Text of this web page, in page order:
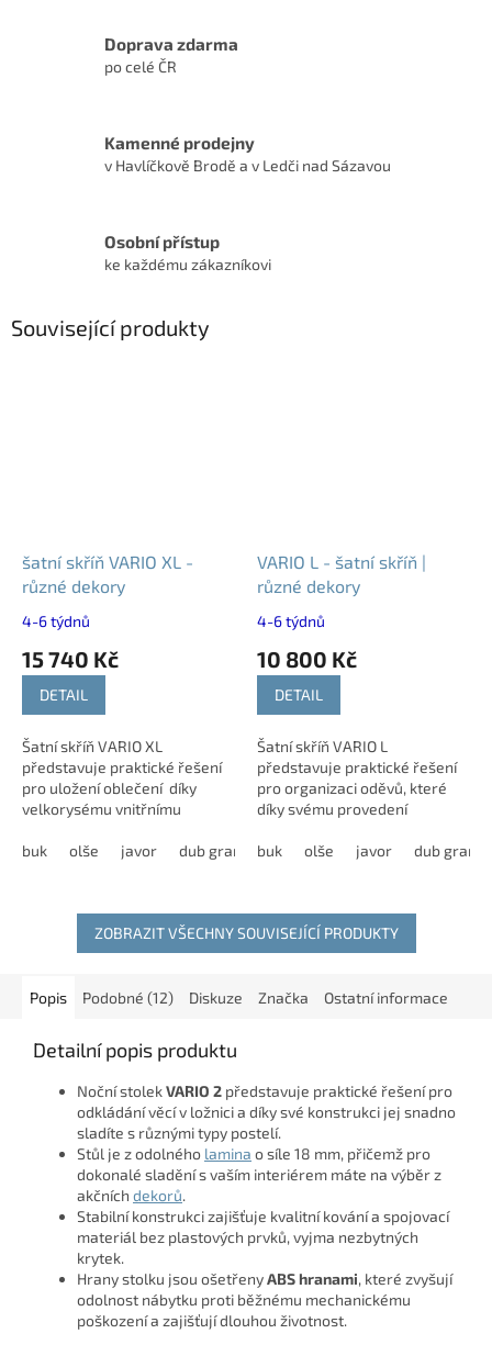
Doprava zdarma
po celé ČR
Kamenné prodejny
v Havlíčkově Brodě a v Ledči nad Sázavou
Osobní přístup
ke každému zákazníkovi
Související produkty
šatní skříň VARIO XL -
různé dekory
4-6 týdnů
15 740 Kč
DETAIL
Šatní skříň VARIO XL
představuje praktické řešení
pro uložení oblečení díky
velkorysému vnitřnímu
zásuvkám. Tento model nabízí
buk olše javor dub grande dub harmony modřín latté
VARIO L - šatní skříň |
různé dekory
4-6 týdnů
10 800 Kč
DETAIL
Šatní skříň VARIO L
představuje praktické řešení
pro organizaci oděvů, které
díky svému provedení
menších interiérech. Kvalitní
buk olše javor dub
ZOBRAZIT VŠECHNY SOUVISEJÍCÍ PRODUKTY
Popis Podobné (12) Diskuze Značka Ostatní informace
Detailní popis produktu
Noční stolekVARIO 2 představuje praktické řešení pro
odkládání věcí v ložnici a díky své konstrukci jej snadno
sladíte s různými typy postelí.
Stůl je z odolného lamina o síle 18 mm, přičemž pro
dokonalé sladění s vaším interiérem máte na výběr z
akčních dekorů.
Stabilní konstrukci zajišťuje kvalitní kování a spojovací
materiál bez plastových prvků, vyjma nezbytných
krytek.
Hrany stolku jsou ošetřenyABS hranami, které zvyšují
odolnost nábytku proti běžnému mechanickému
poškození a zajišťují dlouhou životnost.